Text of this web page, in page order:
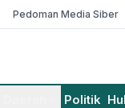
Pedoman Media Siber
Politik